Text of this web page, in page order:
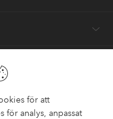
för att
för analys, anpassat